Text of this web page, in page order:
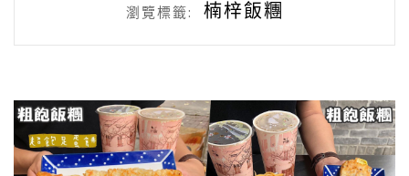
瀏覽標籤: 楠梓飯糰